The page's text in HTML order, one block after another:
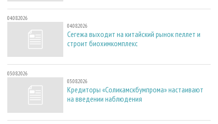
04.08.2026
04.08.2026
Сегежа выходит на китайский рынок пеллет и
строит биохимкомплекс
03.08.2026
03.08.2026
Кредиторы «Соликамскбумпрома» настаивают
на введении наблюдения